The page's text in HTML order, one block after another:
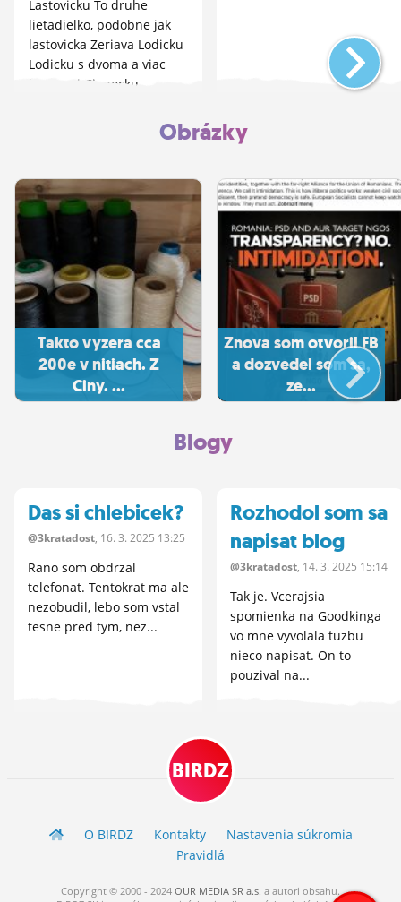
Lastovicku To druhe
lietadielko, podobne jak
lastovicka Zeriava Lodicku
Lodicku s dvoma a viac
kominmi Ciapocku
(pochvalim sa v komente)Obrázky
Takto vyzera cca
200e v nitiach. Z
Ciny. ...
Znova som otvoril FB
a dozvedel som sa,
ze...
Blogy
Das si chlebicek?
@3kratadost, 16. 3. 2025 13:25
Rano som obdrzal
telefonat. Tentokrat ma ale
nezobudil, lebo som vstal
tesne pred tym, nez...
Rozhodol som sa
napisat blog
@3kratadost, 14. 3. 2025 15:14
Tak je. Vcerajsia
spomienka na Goodkinga
vo mne vyvolala tuzbu
nieco napisat. On to
pouzival na...
BIRDZ
O BIRDZ Kontakty
Nastavenia súkromia
Pravidlá
Copyright © 2000 - 2024 OUR MEDIA SR a.s. a autori obsahu.